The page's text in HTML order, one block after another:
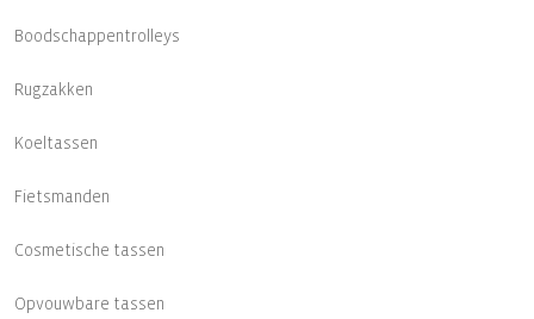
Boodschappentrolleys
Rugzakken
Koeltassen
Fietsmanden
Cosmetische tassen
Opvouwbare tassen